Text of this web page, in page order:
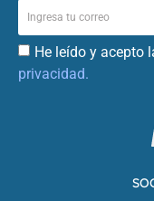
He leído y acepto
privacidad.